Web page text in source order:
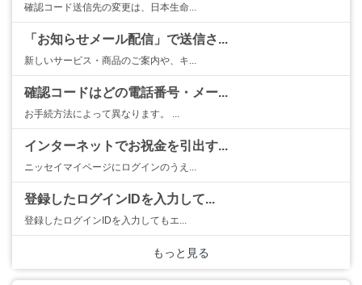
確認コード送信先の変更は、日本生命...
「お知らせメール配信」で送信さ...
新しいサービス・商品のご案内や、キ...
確認コードはどの電話番号・メー...
お手続方法によって異なります。 ...
インターネットでお祝金を引出す...
ニッセイマイページにログインのうえ...
登録したログインIDを入力して...
登録したログインIDを入力してもエ...
もっと見る